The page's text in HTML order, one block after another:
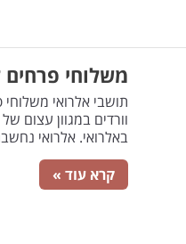
משלוחי פרחים
תושבי אלרואי
וורדים במגוון עצום
באלרואי. אלרואי
קרא עוד »